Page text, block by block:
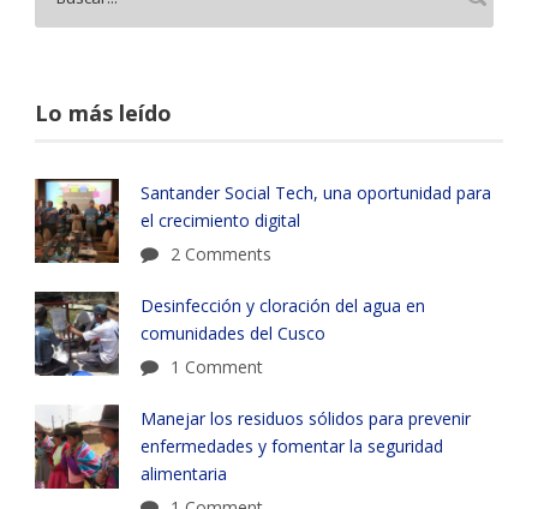
Lo más leído
Santander Social Tech, una oportunidad para
el crecimiento digital
2 Comments
Desinfección y cloración del agua en
comunidades del Cusco
1 Comment
Manejar los residuos sólidos para prevenir
enfermedades y fomentar la seguridad
alimentaria